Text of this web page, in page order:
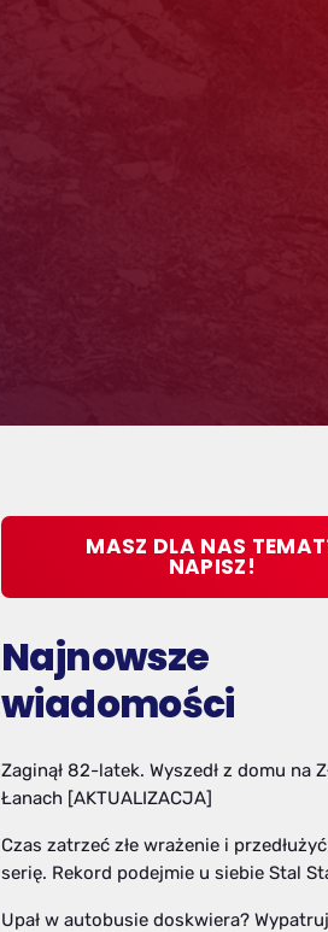
MASZ DLA NAS
NAPISZ!
Najnowsze
wiadomości
Zaginął 82-latek. Wyszedł z domu na
Łanach [AKTUALIZACJA]
Czas zatrzeć złe wrażenie i
serię. Rekord podejmie u siebie Stal
Upał w autobusie doskwiera?